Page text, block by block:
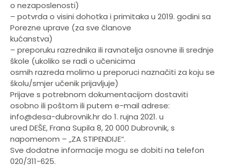
o nezaposlenosti)
– potvrda o visini dohotka i primitaka u 2019. godini sa
Porezne uprave (za sve članove
kućanstva)
– preporuku razrednika ili ravnatelja osnovne ili srednje
škole (ukoliko se radi o učenicima
osmih razreda molimo u preporuci naznačiti za koju se
školu/smjer učenik prijavljuje)
Prijave s potrebnom dokumentacijom dostaviti
osobno ili poštom ili putem e-mail adrese:
info@desa-dubrovnik.hr do 1. rujna 2021. u
ured DEŠE, Frana Supila 8, 20 000 Dubrovnik, s
napomenom – „ZA STIPENDIJE“.
Sve dodatne informacije mogu se dobiti na telefon
020/311-625.